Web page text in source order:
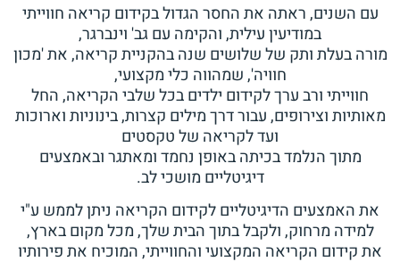
עם השנים, ראתה את החסר הגדול בקידום קריאה חווייתי
במודיעין עילית, והקימה עם גב' וינברגר,
מורה בעלת ותק של שלושים שנה בהקניית קריאה, את 'מכון
חוויה', שמהווה כלי מקצועי,
חווייתי ורב ערך לקידום ילדים בכל שלבי הקריאה, החל
מאותיות וצירופים, עבור דרך מילים קצרות, בינוניות וארוכות
ועד לקריאה של טקסטים
מתוך הנלמד בכיתה באופן נחמד ומאתגר ובאמצעים
דיגיטליים מושכי לב.
את האמצעים הדיגיטליים לקידום הקריאה ניתן לממש ע"י
למידה מרחוק, ולקבל בתוך הבית שלך, מכל מקום בארץ,
את קידום הקריאה המקצועי והחווייתי, המוכיח את פירותיו